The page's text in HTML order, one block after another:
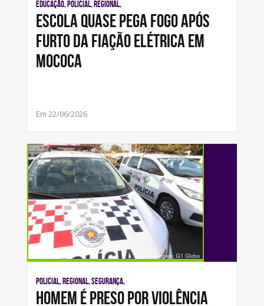
Educação, Policial, Regional,
Escola quase pega fogo após
furto da fiação elétrica em
Mococa
Em 22/06/2026
Policial, Regional, Segurança,
Homem é preso por violência